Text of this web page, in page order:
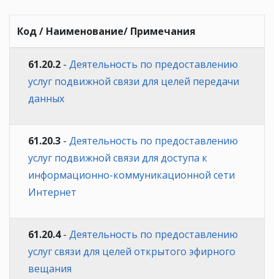
Код / Наименование/ Примечания
61.20.2 - Деятельность по предоставлению
услуг подвижной связи для целей передачи
данных
61.20.3 - Деятельность по предоставлению
услуг подвижной связи для доступа к
информационно-коммуникационной сети
Интернет
61.20.4- Деятельность по предоставлению
услуг связи для целей открытого эфирного
вещания